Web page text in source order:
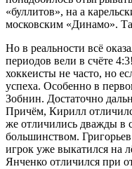
«буллитов», на а
московским «Динамо».
Но в реальности всё
периодов вели в счёте
хоккеисты не часто, но
успеха. Особенно в
Зобнин. Достаточно
Причём, Кирилл
же отличились дважды в
большинством.
игрок уже выкатился на
Янченко отличился при